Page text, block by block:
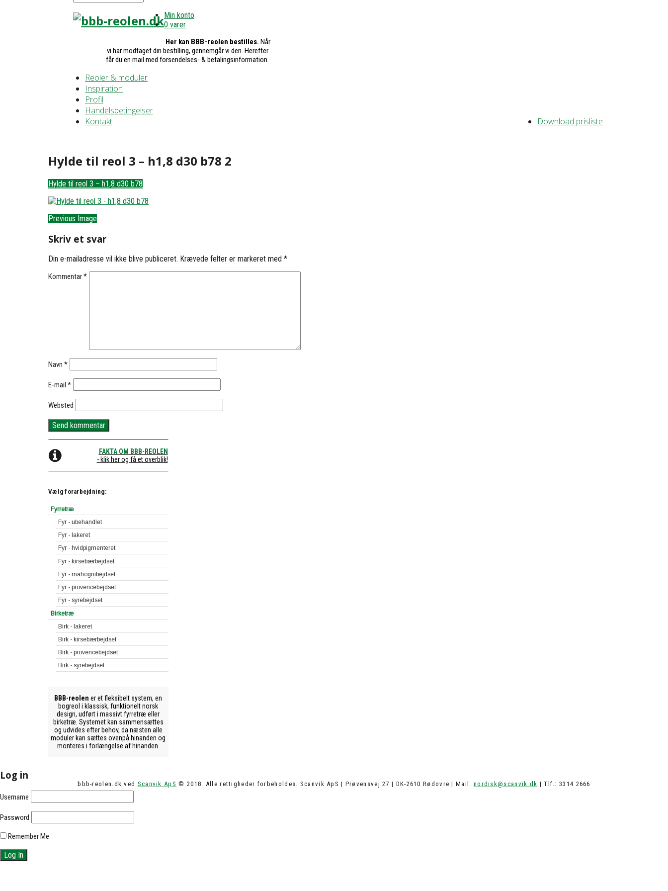
Min konto
0 varer
Her kan BBB-reolen bestilles. Når
vi har modtaget din bestilling, gennemgår vi den. Herefter
får du en mail med forsendelses- & betalingsinformation.
Reoler & moduler
Inspiration
Profil
Handelsbetingelser
Download prisliste
Kontakt
Hylde til reol 3 – h1,8 d30 b78 2
Hylde til reol 3 – h1,8 d30 b78
Previous Image
Skriv et svar
Din e-mailadresse vil ikke blive publiceret. Krævede felter er markeret med *
Kommentar*
Navn *
E-mail *
Websted
FAKTA OM BBB-REOLEN
- klik her og få et overblik!
Vælg forarbejdning:
Fyrretræ
Fyr - ubehandlet
Fyr - lakeret
Fyr - hvidpigmenteret
Fyr - kirsebærbejdset
Fyr - mahognibejdset
Fyr - provencebejdset
Fyr - syrebejdset
Birketræ
Birk - lakeret
Birk - kirsebærbejdset
Birk - provencebejdset
Birk - syrebejdset
BBB-reolen er et fleksibelt system, en
bogreol i klassisk, funktionelt norsk
design, udført i massivt fyrretræ eller
birketræ. Systemet kan sammensættes
og udvides efter behov, da næsten alle
moduler kan sættes ovenpå hinanden og
monteres i forlængelse af hinanden.
bbb-reolen.dk ved Scanvik ApS © 2018. Alle rettigheder forbeholdes. Scanvik ApS | Prøvensvej 27 | DK-2610 Rødovre | Mail: nordisk@scanvik.dk | Tlf.: 3314 2666
Log in
Username
Password
Remember Me